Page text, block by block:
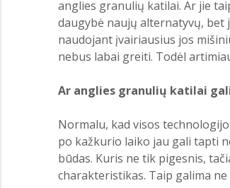
anglies granulių katilai. Ar jie
daugybė naujų alternatyvų, bet
naudojant įvairiausius jos
nebus labai greiti. Todėl
Ar anglies granulių katilai
Normalu, kad visos
po kažkurio laiko jau gali tapti
būdas. Kuris ne tik pigesnis,
charakteristikas. Taip galima